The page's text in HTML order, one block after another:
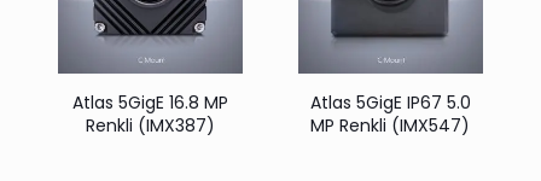
Atlas 5GigE 16.8 MP
Renkli (IMX387)
Atlas 5GigE IP67 5.0
MP Renkli (IMX547)